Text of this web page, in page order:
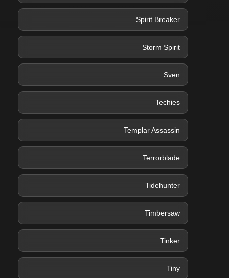
Spirit Breaker
Storm Spirit
Sven
Techies
Templar Assassin
Terrorblade
Tidehunter
Timbersaw
Tinker
Tiny